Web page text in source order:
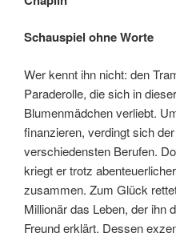
Schauspiel ohne Worte
Wer kennt ihn nicht: den
Paraderolle, die sich in
Blumenmädchen verliebt.
finanzieren, verdingt sich
verschiedensten Berufen.
kriegt er trotz
zusammen. Zum Glück
Millionär das Leben, der ihn
Freund erklärt. Dessen